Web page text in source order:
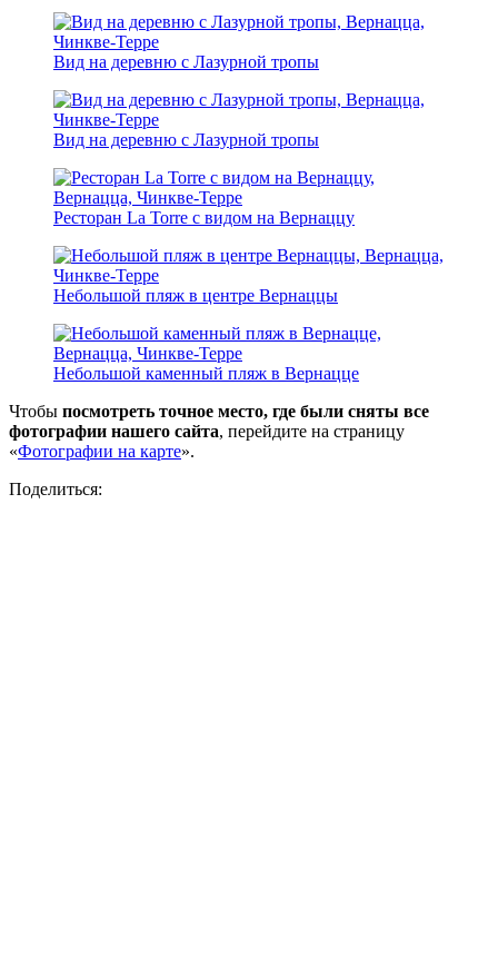
Вид на деревню с Лазурной тропы
Вид на деревню с Лазурной тропы
Ресторан La Torre с видом на Вернаццу
Небольшой пляж в центре Вернаццы
Небольшой каменный пляж в Вернацце
Чтобы посмотреть точное место, где были сняты все
фотографии нашего сайта, перейдите на страницу
«Фотографии на карте».
Поделиться: